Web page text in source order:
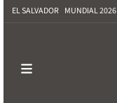
EL SALVADOR MUNDIAL 2026